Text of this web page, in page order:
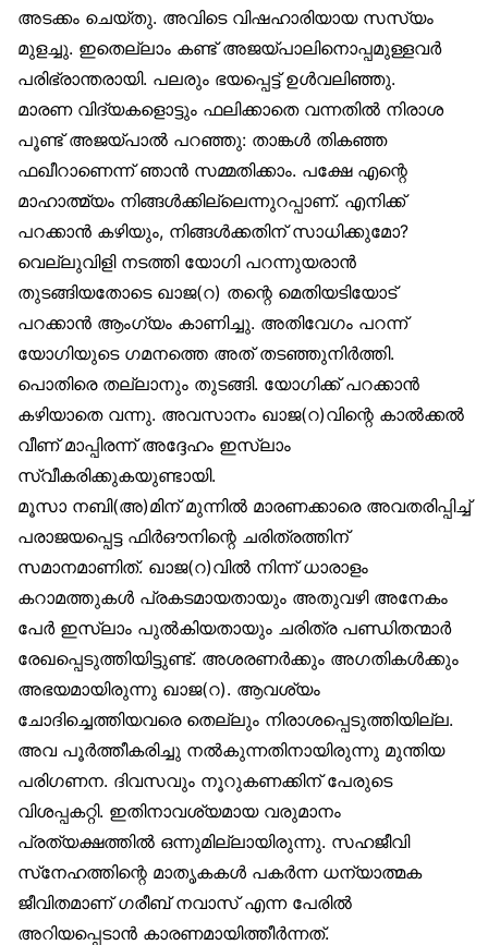
അടക്കം ചെയ്തു. അവിടെ വിഷഹാരിയായ സസ്യം
മുളച്ചു. ഇതെല്ലാം കണ്ട് അജയ്പാലിനൊപ്പമുള്ളവർ
പരിഭ്രാന്തരായി. പലരും ഭയപ്പെട്ട് ഉൾവലിഞ്ഞു.
മാരണ വിദ്യകളൊട്ടും ഫലിക്കാതെ വന്നതിൽ നിരാശ
പൂണ്ട് അജയ്പാൽ പറഞ്ഞു: താങ്കൾ തികഞ്ഞ
ഫഖീറാണെന്ന് ഞാൻ സമ്മതിക്കാം. പക്ഷേ എന്റെ
മാഹാത്മ്യം നിങ്ങൾക്കില്ലെന്നുറപ്പാണ്. എനിക്ക്
പറക്കാൻ കഴിയും, നിങ്ങൾക്കതിന് സാധിക്കുമോ?
വെല്ലുവിളി നടത്തി യോഗി പറന്നുയരാൻ
തുടങ്ങിയതോടെ ഖാജ(റ) തന്റെ മെതിയടിയോട്
പറക്കാൻ ആംഗ്യം കാണിച്ചു. അതിവേഗം പറന്ന്
യോഗിയുടെ ഗമനത്തെ അത് തടഞ്ഞുനിർത്തി.
പൊതിരെ തല്ലാനും തുടങ്ങി. യോഗിക്ക് പറക്കാൻ
കഴിയാതെ വന്നു. അവസാനം ഖാജ(റ)വിന്റെ കാൽക്കൽ
വീണ് മാപ്പിരന്ന് അദ്ദേഹം ഇസ്‌ലാം
സ്വീകരിക്കുകയുണ്ടായി.
മൂസാ നബി(അ)മിന് മുന്നിൽ മാരണക്കാരെ അവതരിപ്പിച്ച്
പരാജയപ്പെട്ട ഫിർഔനിന്റെ ചരിത്രത്തിന്
സമാനമാണിത്. ഖാജ(റ)വിൽ നിന്ന് ധാരാളം
കറാമത്തുകൾ പ്രകടമായതായും അതുവഴി അനേകം
പേർ ഇസ്‌ലാം പുൽകിയതായും ചരിത്ര പണ്ഡിതന്മാർ
രേഖപ്പെടുത്തിയിട്ടുണ്ട്. അശരണർക്കും അഗതികൾക്കും
അഭയമായിരുന്നു ഖാജ(റ). ആവശ്യം
ചോദിച്ചെത്തിയവരെ തെല്ലും നിരാശപ്പെടുത്തിയില്ല.
അവ പൂർത്തീകരിച്ചു നൽകുന്നതിനായിരുന്നു മുന്തിയ
പരിഗണന. ദിവസവും നൂറുകണക്കിന് പേരുടെ
വിശപ്പകറ്റി. ഇതിനാവശ്യമായ വരുമാനം
പ്രത്യക്ഷത്തിൽ ഒന്നുമില്ലായിരുന്നു. സഹജീവി
സ്‌നേഹത്തിന്റെ മാതൃകകൾ പകർന്ന ധന്യാത്മക
ജീവിതമാണ് ഗരീബ് നവാസ് എന്ന പേരിൽ
അറിയപ്പെടാൻ കാരണമായിത്തീർന്നത്.